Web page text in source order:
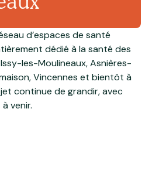
d’espaces de santé
dédié à la santé des
les-Moulineaux, Asnières-
Vincennes et bientôt à
continue de grandir, avec
venir.